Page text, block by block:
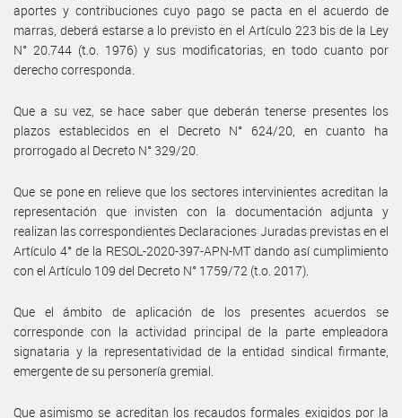
aportes y contribuciones cuyo pago se pacta en el acuerdo de
marras, deberá estarse a lo previsto en el Artículo 223 bis de la Ley
N° 20.744 (t.o. 1976) y sus modificatorias, en todo cuanto por
derecho corresponda.
Que a su vez, se hace saber que deberán tenerse presentes los
plazos establecidos en el Decreto N° 624/20, en cuanto ha
prorrogado al Decreto N° 329/20.
Que se pone en relieve que los sectores intervinientes acreditan la
representación que invisten con la documentación adjunta y
realizan las correspondientes Declaraciones Juradas previstas en el
Artículo 4° de la RESOL-2020-397-APN-MT dando así cumplimiento
con el Artículo 109 del Decreto N° 1759/72 (t.o. 2017).
Que el ámbito de aplicación de los presentes acuerdos se
corresponde con la actividad principal de la parte empleadora
signataria y la representatividad de la entidad sindical firmante,
emergente de su personería gremial.
Que asimismo se acreditan los recaudos formales exigidos por la